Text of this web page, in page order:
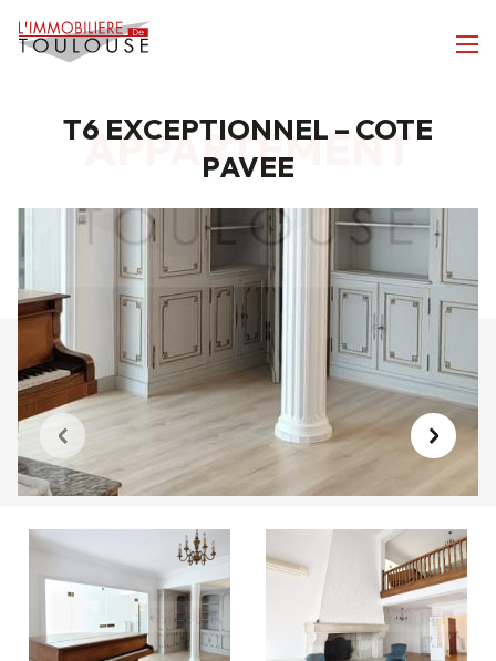
T6 EXCEPTIONNEL – COTE
PAVEE
APPARTEMENT